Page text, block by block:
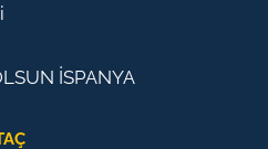
İSPANYA